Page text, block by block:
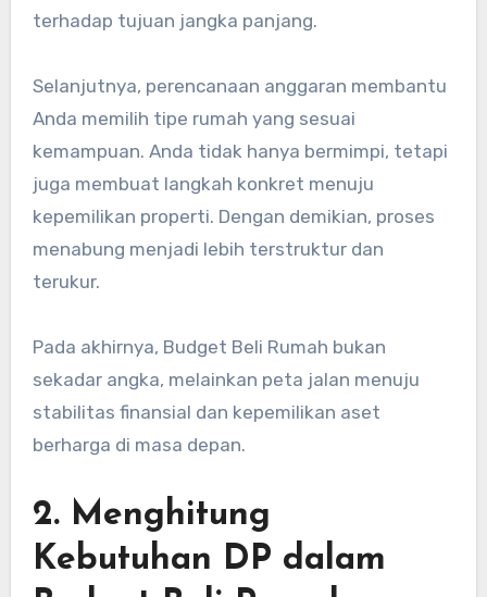
terhadap tujuan jangka panjang.
Selanjutnya, perencanaan anggaran membantu
Anda memilih tipe rumah yang sesuai
kemampuan. Anda tidak hanya bermimpi, tetapi
juga membuat langkah konkret menuju
kepemilikan properti. Dengan demikian, proses
menabung menjadi lebih terstruktur dan
terukur.
Pada akhirnya, Budget Beli Rumah bukan
sekadar angka, melainkan peta jalan menuju
stabilitas finansial dan kepemilikan aset
berharga di masa depan.
2. Menghitung
Kebutuhan DP dalam